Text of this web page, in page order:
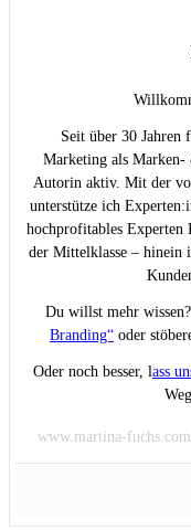
Seit über 30 Jahren
Marketing als Marken-
Autorin aktiv. Mit der
unterstütze ich
hochprofitables Experten
der Mittelklasse –
Du willst mehr
Branding“ oder
Oder noch besser, lass
www.martina-